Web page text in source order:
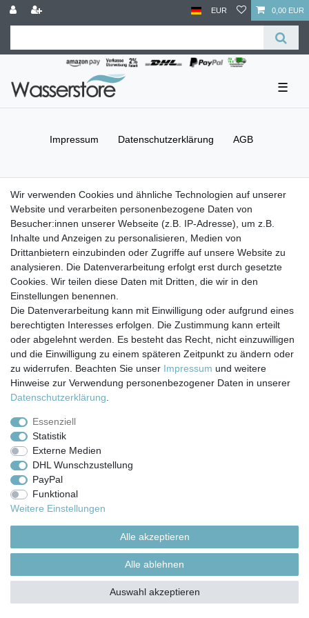
EUR 0,00 EUR
☰
Impressum Daten­schutz­erklärung AGB
Vertrag widerrufen Kontakt
Versand- & Zahlungsbedingungen
© Copyright 2026 | Alle Rechte vorbehalten.
Wir verwenden Cookies und ähnliche Technologien auf unserer
Website und verarbeiten personenbezogene Daten von
Besucher:innen unserer Webseite (z.B. IP-Adresse), um z.B.
Inhalte und Anzeigen zu personalisieren, Medien von
Drittanbietern einzubinden oder Zugriffe auf unsere Website zu
analysieren. Die Datenverarbeitung erfolgt erst durch gesetzte
Cookies. Wir teilen diese Daten mit Dritten, die wir in den
Einstellungen benennen.
Die Datenverarbeitung kann mit Einwilligung oder aufgrund eines
berechtigten Interesses erfolgen. Die Zustimmung kann erteilt
oder abgelehnt werden. Es besteht das Recht, nicht einzuwilligen
und die Einwilligung zu einem späteren Zeitpunkt zu ändern oder
zu widerrufen. Beachten Sie unser Impressum und weitere
Hinweise zur Verwendung personenbezogener Daten in unserer
Daten­schutz­erklärung
Essenziell
Statistik
Externe Medien
DHL Wunschzustellung
PayPal
Funktional
Weitere Einstellungen
Alle akzeptieren
Alle ablehnen
Auswahl akzeptieren